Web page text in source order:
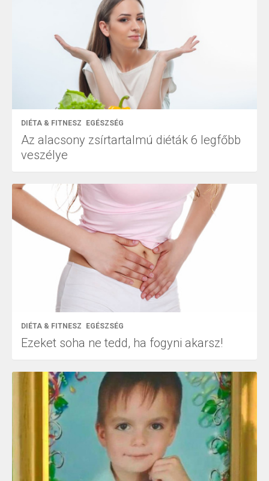
DIÉTA & FITNESZ EGÉSZSÉG
Az alacsony zsírtartalmú diéták 6 legfőbb
veszélye
DIÉTA & FITNESZ EGÉSZSÉG
Ezeket soha ne tedd, ha fogyni akarsz!